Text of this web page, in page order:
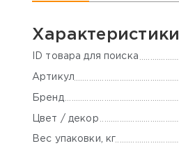
Характеристики
ID товара для поиска
Артикул
Бренд
Цвет / декор
Вес упаковки, кг